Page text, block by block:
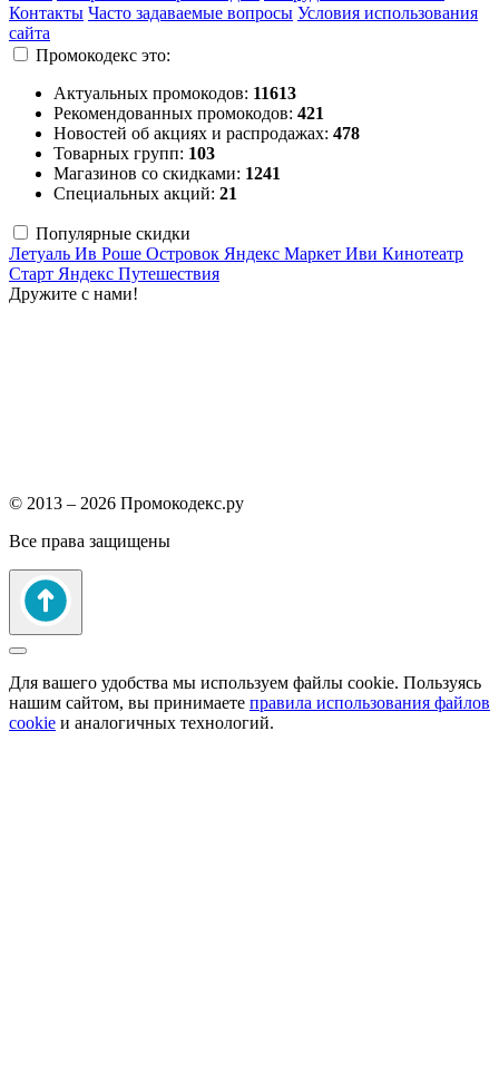
Контакты Часто задаваемые вопросы Условия использования
сайта
Промокодекс это:
Актуальных промокодов: 11613
Рекомендованных промокодов: 421
Новостей об акциях и распродажах: 478
Товарных групп: 103
Магазинов со скидками: 1241
Специальных акций: 21
Популярные скидки
Летуаль Ив Роше Островок Яндекс Маркет Иви Кинотеатр
Старт Яндекс Путешествия
Дружите с нами!
© 2013 – 2026 Промокодекс.ру
Все права защищены
Для вашего удобства мы используем файлы cookie. Пользуясь
нашим сайтом, вы принимаете правила использования файлов
cookie и аналогичных технологий.